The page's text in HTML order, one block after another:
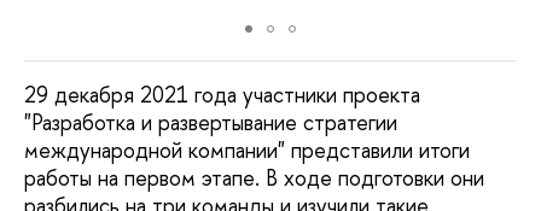
29 декабря 2021 года участники проекта
"Разработка и развертывание стратегии
международной компании" представили итоги
работы на первом этапе. В ходе подготовки они